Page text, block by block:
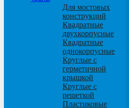
Для мостовых
конструкций
Квадратные
двухкорпусные
Квадратные
однокорпусные
Круглые с
герметичной
крышкой
Круглые с
решеткой
Пластиковые